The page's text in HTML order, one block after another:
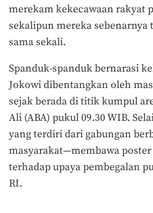
merekam kekecawaan rakyat
sekalipun mereka
sama sekali.
Spanduk-spanduk bernarasi
Jokowi dibentangkan oleh
sejak berada di titik kumpul
Ali (ABA) pukul 09.30 WIB.
yang terdiri dari gabungan
masyarakat—membawa
terhadap upaya pembegalan
RI.